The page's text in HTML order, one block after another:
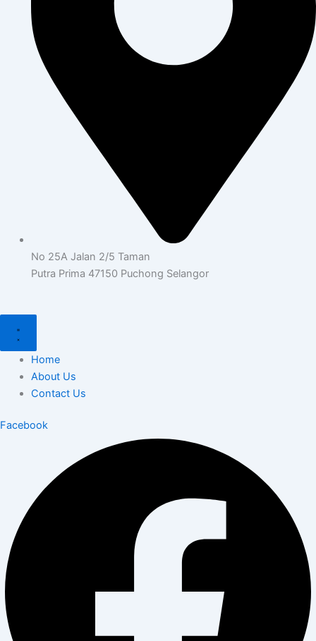
No 25A Jalan 2/5 Taman
Putra Prima 47150 Puchong Selangor
Home
About Us
Contact Us
Facebook